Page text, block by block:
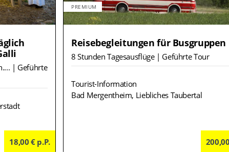
| Geführte
Details
18,00 € p.P.
PREMIUM
Reisebegleitungen für Busgruppen
8 Stunden Tagesausflüge | Geführte Tour
Tourist-Information
Bad Mergentheim, Liebliches Taubertal